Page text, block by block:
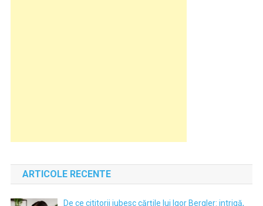
ARTICOLE RECENTE
De ce cititorii iubesc cărțile lui Igor Bergler: intrigă,